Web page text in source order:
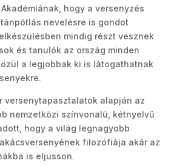
hogy a versenyzés
nevelésre is gondot
mindig részt vesznek
és tanulók az ország minden
a legjobbak ki is látogathatnak
versenytapasztalatok alapján az
nemzetközi színvonalú, kétnyelvű
hogy a világ legnagyobb
filozófiája akár az
is eljusson.